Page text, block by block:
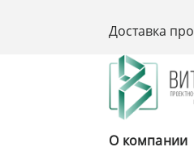
Доставка
О компании